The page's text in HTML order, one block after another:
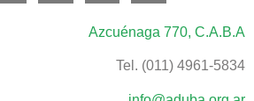
Azcuénaga 770, C.A.B.A
Tel. (011) 4961-5834